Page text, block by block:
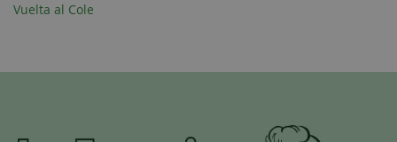
Vuelta al Cole